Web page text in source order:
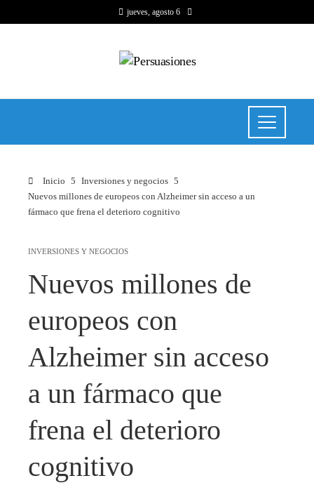
jueves, agosto 6
Inicio
Inversiones y negocios
Nuevos millones de europeos con Alzheimer sin acceso a un
fármaco que frena el deterioro cognitivo
INVERSIONES Y NEGOCIOS
Nuevos millones de
europeos con
Alzheimer sin acceso
a un fármaco que
frena el deterioro
cognitivo